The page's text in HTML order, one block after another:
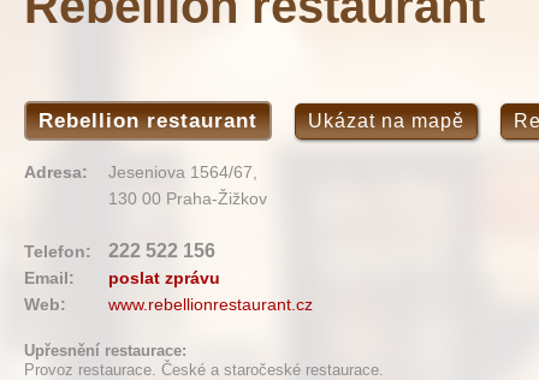
Rebellion restaurant Ukázat na mapě
Adresa:
Jeseniova 1564/67,
130 00 Praha-Žižkov
Telefon: 222 522 156
Email:
poslat zprávu
Web:
www.rebellionrestaurant.cz
Upřesnění restaurace:
Provoz restaurace. České a staročeské restaurace.